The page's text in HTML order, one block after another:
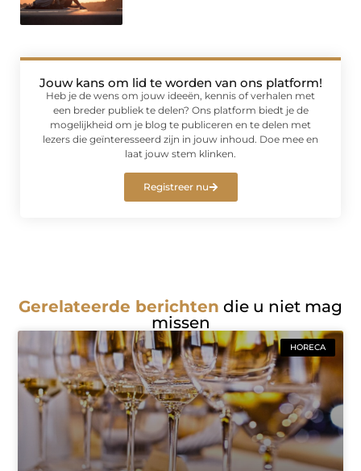
Jouw kans om lid te worden van ons platform!
Heb je de wens om jouw ideeën, kennis of verhalen met
een breder publiek te delen? Ons platform biedt je de
mogelijkheid om je blog te publiceren en te delen met
lezers die geïnteresseerd zijn in jouw inhoud. Doe mee en
laat jouw stem klinken.
Registreer nu
Gerelateerde berichten die u niet mag
missen
HORECA